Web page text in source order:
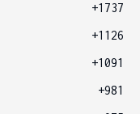
+1737
+1126
+1091
+981